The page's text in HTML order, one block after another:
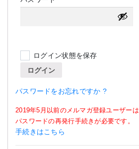
須
ログイン状態を保存
ログイン
パスワードをお忘れですか ?
2019年5月以前のメルマガ登録ユーザーは
パスワードの再発行手続きが必要です。
手続きはこちら